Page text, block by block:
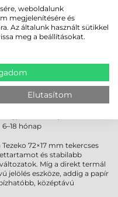
Direkt termál
gyenge
fakul
6–18 hónap
72×17 mm tekercses
és stabilabb
Míg a direkt termál
jelölés eszköze, addig a papír
középtávú
weboldalunk
megjelenítésére és
Az általunk használt sütikkel
meg a beállításokat.
Elutasítom